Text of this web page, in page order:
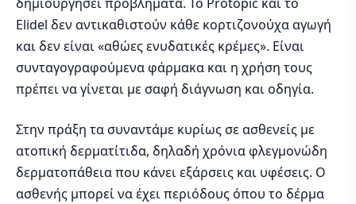
Elidel δεν αντικαθιστούν κάθε κορτιζονούχα αγωγή
και δεν είναι «αθώες ενυδατικές κρέμες». Είναι
συνταγογραφούμενα φάρμακα και η χρήση τους
πρέπει να γίνεται με σαφή διάγνωση και οδηγία.
Στην πράξη τα συναντάμε κυρίως σε ασθενείς με
ατοπική δερματίτιδα, δηλαδή χρόνια φλεγμονώδη
δερματοπάθεια που κάνει εξάρσεις και υφέσεις. Ο
ασθενής μπορεί να έχει περιόδους όπου το δέρμα